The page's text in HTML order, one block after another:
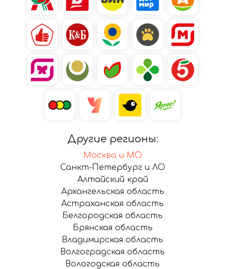
Другие регионы:
Москва и МО
Санкт-Петербург и ЛО
Алтайский край
Архангельская область
Астраханская область
Белгородская область
Брянская область
Владимирская область
Волгоградская область
Вологодская область